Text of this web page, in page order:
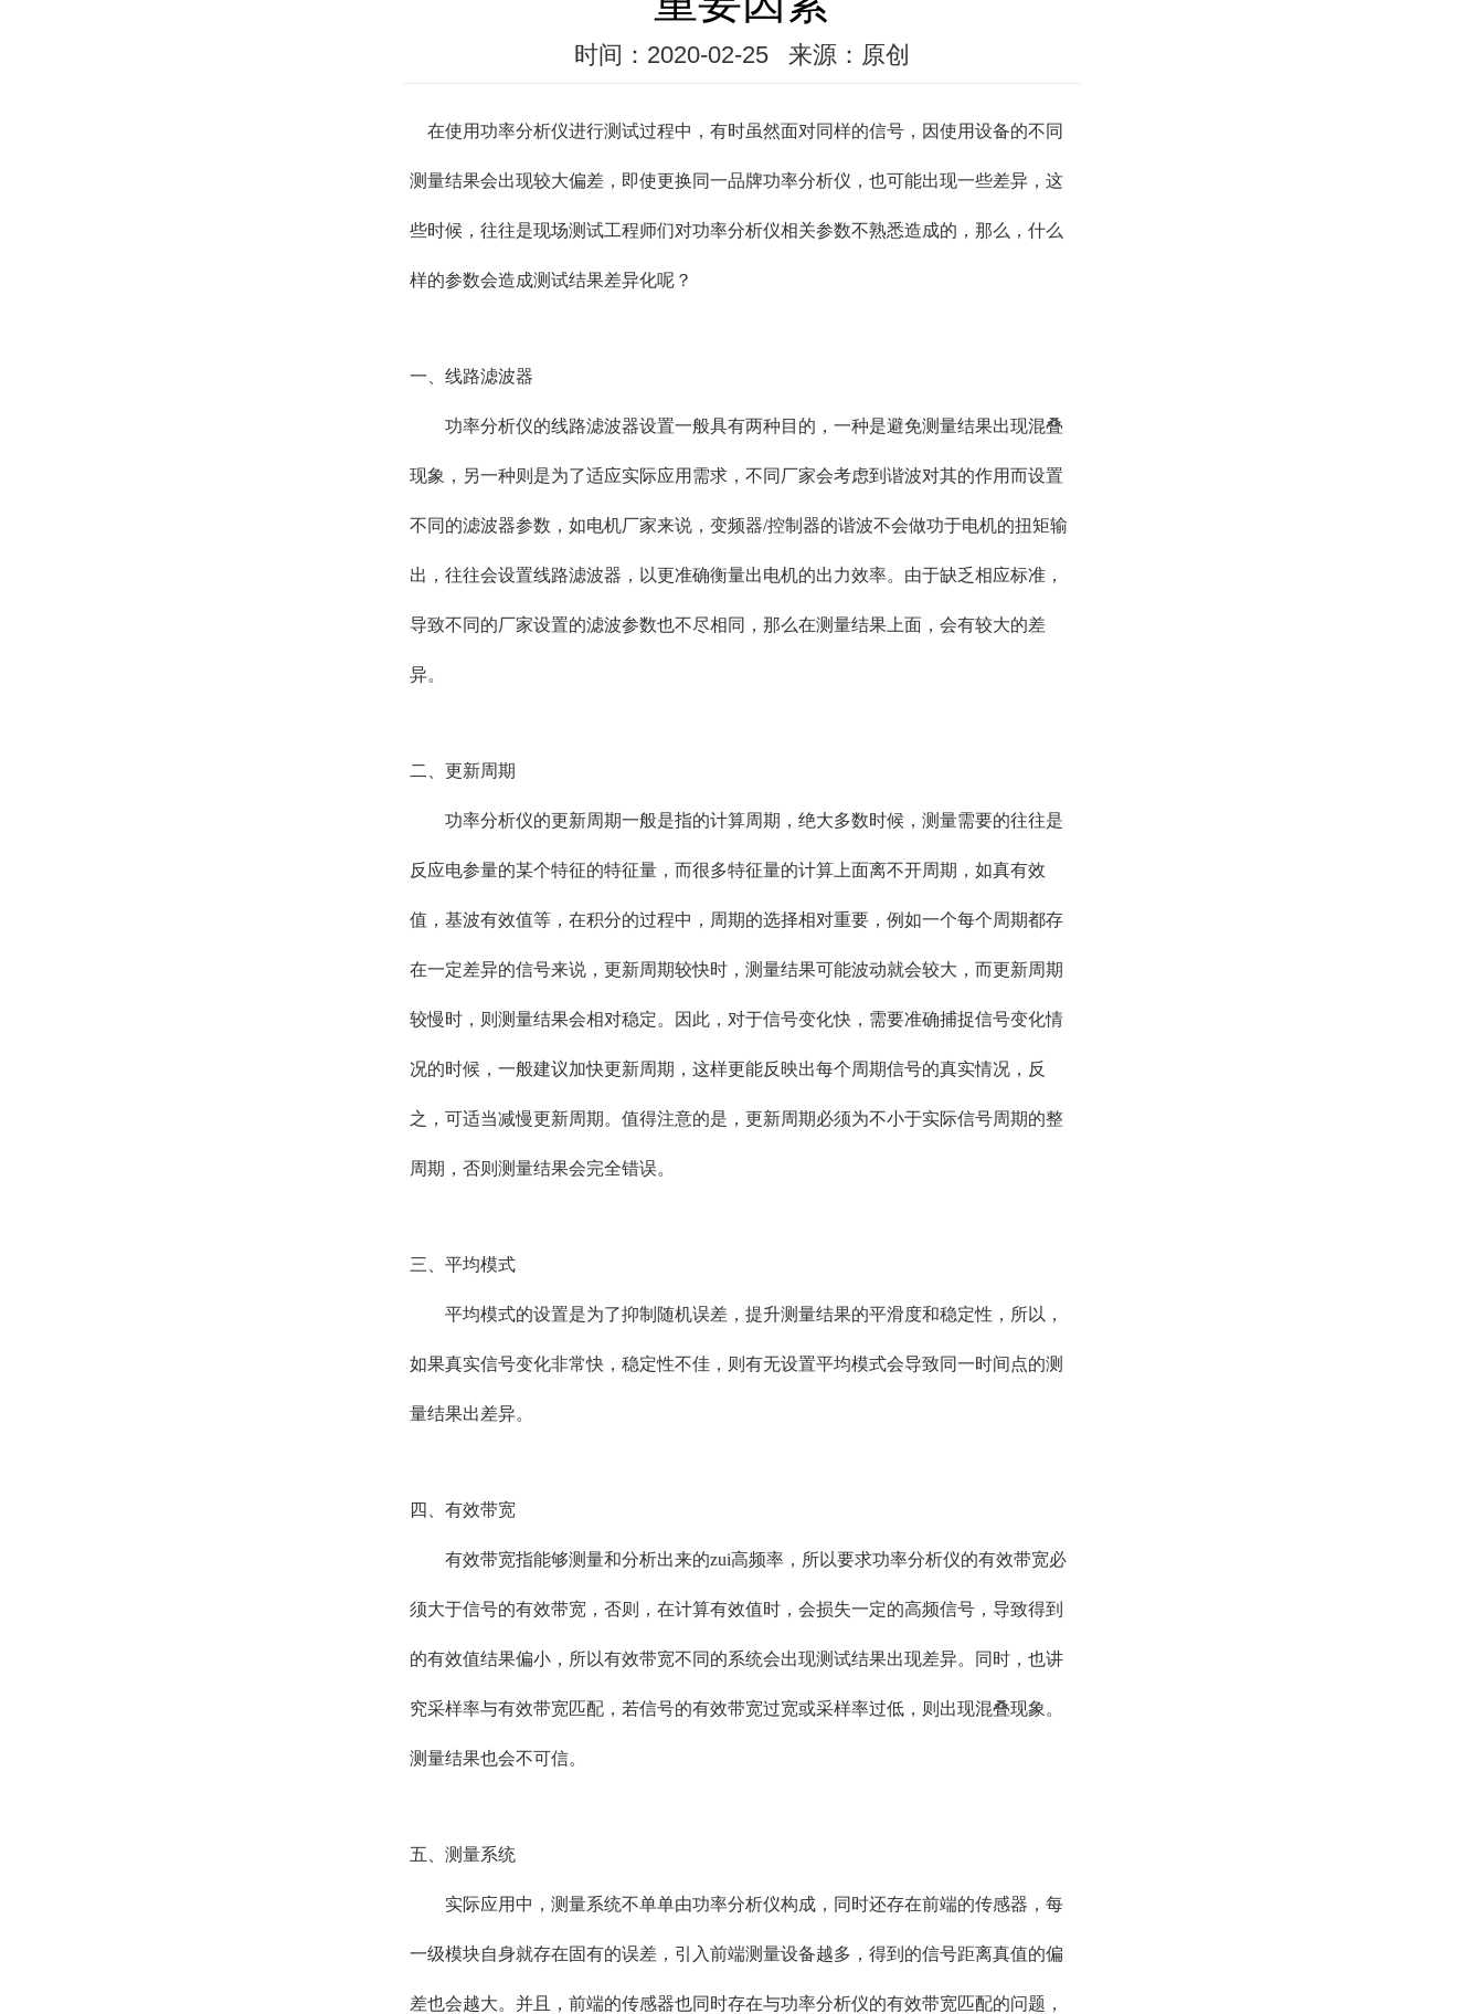
时间：2020-02-25 来源：原创
在使用功率分析仪进行测试过程中，有时虽然面对同样的信号，因使用设备的不同
测量结果会出现较大偏差，即使更换同一品牌功率分析仪，也可能出现一些差异，这
些时候，往往是现场测试工程师们对功率分析仪相关参数不熟悉造成的，那么，什么
样的参数会造成测试结果差异化呢？
一、线路滤波器
功率分析仪的线路滤波器设置一般具有两种目的，一种是避免测量结果出现混叠
现象，另一种则是为了适应实际应用需求，不同厂家会考虑到谐波对其的作用而设置
不同的滤波器参数，如电机厂家来说，变频器/控制器的谐波不会做功于电机的扭矩输
出，往往会设置线路滤波器，以更准确衡量出电机的出力效率。由于缺乏相应标准，
导致不同的厂家设置的滤波参数也不尽相同，那么在测量结果上面，会有较大的差
异。
二、更新周期
功率分析仪的更新周期一般是指的计算周期，绝大多数时候，测量需要的往往是
反应电参量的某个特征的特征量，而很多特征量的计算上面离不开周期，如真有效
值，基波有效值等，在积分的过程中，周期的选择相对重要，例如一个每个周期都存
在一定差异的信号来说，更新周期较快时，测量结果可能波动就会较大，而更新周期
较慢时，则测量结果会相对稳定。因此，对于信号变化快，需要准确捕捉信号变化情
况的时候，一般建议加快更新周期，这样更能反映出每个周期信号的真实情况，反
之，可适当减慢更新周期。值得注意的是，更新周期必须为不小于实际信号周期的整
周期，否则测量结果会完全错误。
三、平均模式
平均模式的设置是为了抑制随机误差，提升测量结果的平滑度和稳定性，所以，
如果真实信号变化非常快，稳定性不佳，则有无设置平均模式会导致同一时间点的测
量结果出差异。
四、有效带宽
有效带宽指能够测量和分析出来的zui高频率，所以要求功率分析仪的有效带宽必
须大于信号的有效带宽，否则，在计算有效值时，会损失一定的高频信号，导致得到
的有效值结果偏小，所以有效带宽不同的系统会出现测试结果出现差异。同时，也讲
究采样率与有效带宽匹配，若信号的有效带宽过宽或采样率过低，则出现混叠现象。
测量结果也会不可信。
五、测量系统
实际应用中，测量系统不单单由功率分析仪构成，同时还存在前端的传感器，每
一级模块自身就存在固有的误差，引入前端测量设备越多，得到的信号距离真值的偏
差也会越大。并且，前端的传感器也同时存在与功率分析仪的有效带宽匹配的问题，